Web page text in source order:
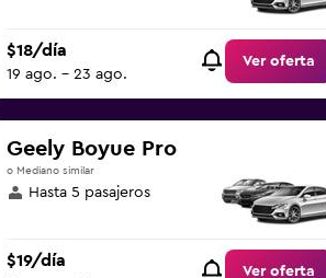
$18/día
19 ago. - 23 ago.
Ver oferta
Geely Boyue Pro
o Mediano similar
Hasta 5 pasajeros
$19/día
Ver oferta